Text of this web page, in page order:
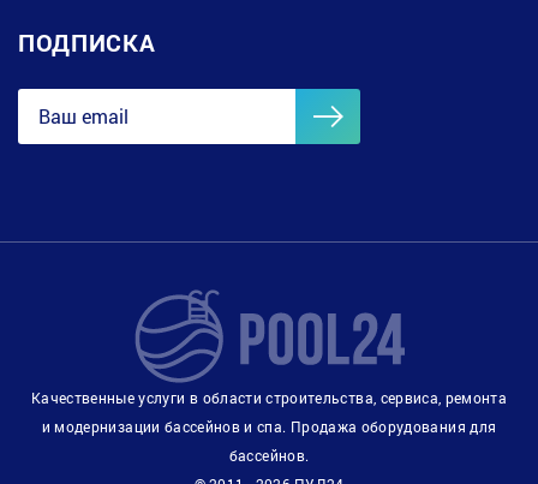
ПОДПИСКА
Качественные услуги в области строительства, сервиса, ремонта
и модернизации бассейнов и спа. Продажа оборудования для
бассейнов.